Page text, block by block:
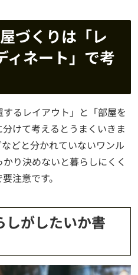
づくりは「レ
ィネート」で考
るレイアウト」と「部屋を
けて考えるとうまくいきま
どと分かれていないワンル
り決めないと暮らしにくく
注意です。
しがしたいか書